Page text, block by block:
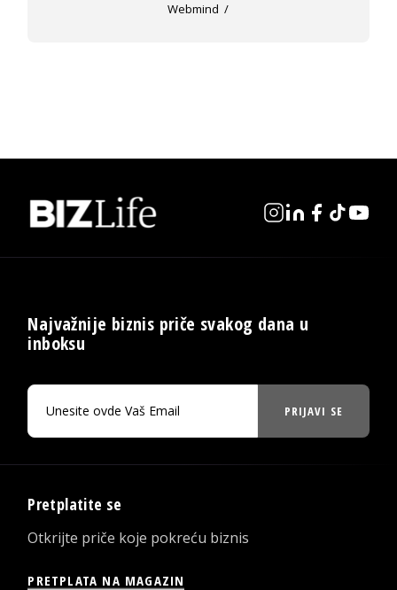
Webmind
Najvažnije biznis priče svakog dana u
inboksu
PRIJAVI SE
Pretplatite se
Otkrijte priče koje pokreću biznis
PRETPLATA NA MAGAZIN